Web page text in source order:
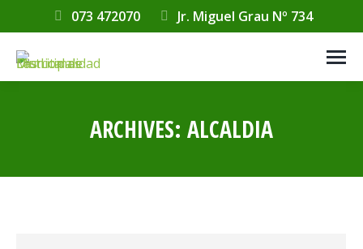
073 472070 Jr. Miguel Grau Nº 734
ARCHIVES: ALCALDIA